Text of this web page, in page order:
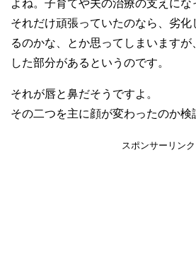
よね。子育てや夫の治療の支えにな
それだけ頑張っていたのなら、劣
るのかな、とか思ってしまいます
した部分があるというのです。
それが唇と鼻だそうですよ。
その二つを主に顔が変わったのか検
スポンサーリンク